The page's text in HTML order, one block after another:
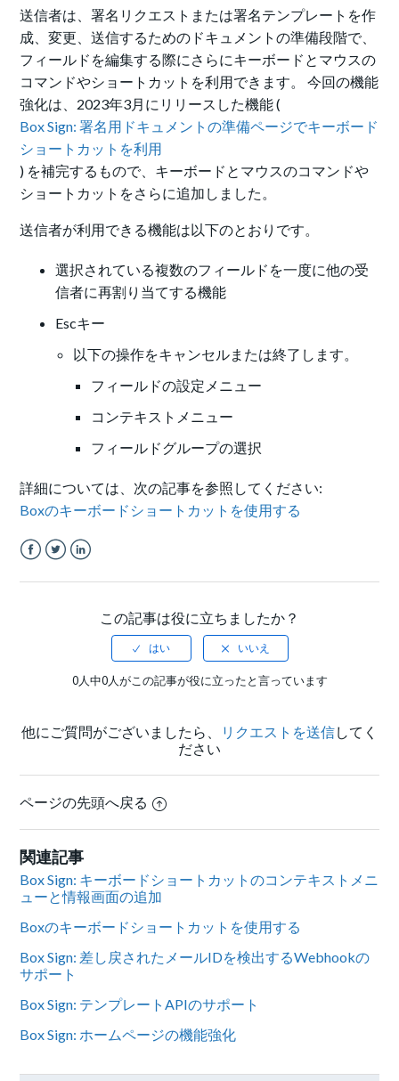
送信者は、署名リクエストまたは署名テンプレートを作
成、変更、送信するためのドキュメントの準備段階で、
フィールドを編集する際にさらにキーボードとマウスの
コマンドやショートカットを利用できます。 今回の機能
強化は、2023年3月にリリースした機能 (
Box Sign: 署名用ドキュメントの準備ページでキーボード
ショートカットを利用
) を補完するもので、キーボードとマウスのコマンドや
ショートカットをさらに追加しました。
送信者が利用できる機能は以下のとおりです。
選択されている複数のフィールドを一度に他の受
信者に再割り当てする機能
Escキー
以下の操作をキャンセルまたは終了します。
フィールドの設定メニュー
コンテキストメニュー
フィールドグループの選択
詳細については、次の記事を参照してください:
Boxのキーボードショートカットを使用する
この記事は役に立ちましたか？
0人中0人がこの記事が役に立ったと言っています
他にご質問がございましたら、 リクエストを送信してく
ださい
ページの先頭へ戻る
関連記事
Box Sign: キーボードショートカットのコンテキストメニ
ューと情報画面の追加
Boxのキーボードショートカットを使用する
Box Sign: 差し戻されたメールIDを検出するWebhookの
サポート
Box Sign: テンプレートAPIのサポート
Box Sign: ホームページの機能強化